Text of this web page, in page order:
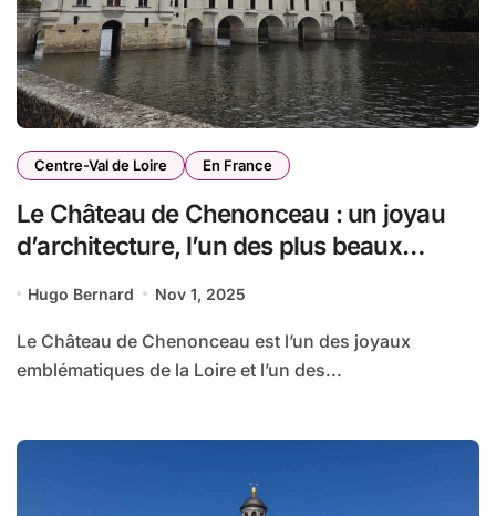
Centre-Val de Loire En France
Le Château de Chenonceau : un joyau
d’architecture, l’un des plus beaux
Hugo Bernard Nov 1, 2025
Le Château de Chenonceau est l’un des joyaux
emblématiques de la Loire et l’un des...